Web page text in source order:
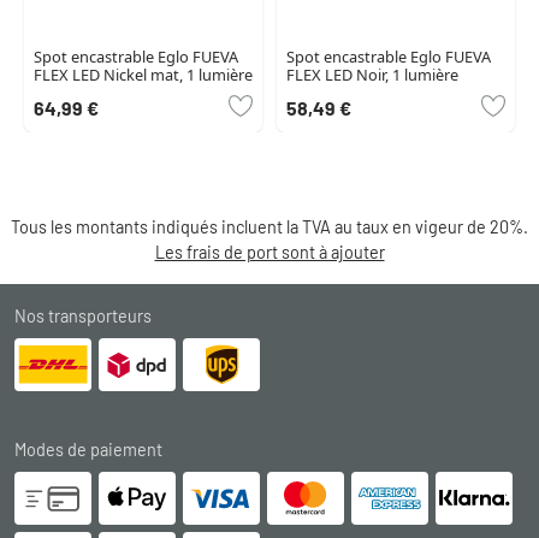
Spot encastrable Eglo FUEVA
FLEX LED Nickel mat, 1 lumière
64,99 €
Spot encastrable Eglo FUEVA
FLEX LED Noir, 1 lumière
58,49 €
Tous les montants indiqués incluent la TVA au taux en vigeur de 20%.
Les frais de port sont à ajouter
Nos transporteurs
Modes de paiement